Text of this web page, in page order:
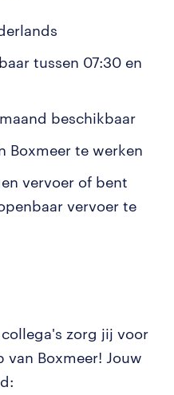
tussen 07:30 en
beschikbaar
Boxmeer te werken
vervoer of bent
vervoer te
zorg jij voor
Boxmeer! Jouw